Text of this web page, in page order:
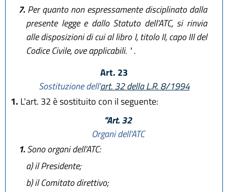
7.Per quanto non espressamente disciplinato dalla
presente legge e dallo Statuto dell'ATC, si rinvia
alle disposizioni di cui al libro I, titolo II, capo III del
Codice Civile, ove applicabili. " .
Art. 23
Sostituzione dell'art. 32 della L.R. 8/1994
1. L'art. 32 è sostituito con il seguente:
"Art. 32
Organi dell'ATC
1.Sono organi dell'ATC:
a)il Presidente;
b)il Comitato direttivo;